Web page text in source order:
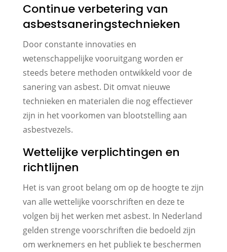
Continue verbetering van
asbestsaneringstechnieken
Door constante innovaties en
wetenschappelijke vooruitgang worden er
steeds betere methoden ontwikkeld voor de
sanering van asbest. Dit omvat nieuwe
technieken en materialen die nog effectiever
zijn in het voorkomen van blootstelling aan
asbestvezels.
Wettelijke verplichtingen en
richtlijnen
Het is van groot belang om op de hoogte te zijn
van alle wettelijke voorschriften en deze te
volgen bij het werken met asbest. In Nederland
gelden strenge voorschriften die bedoeld zijn
om werknemers en het publiek te beschermen